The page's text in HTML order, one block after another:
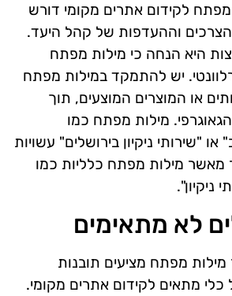
לקידום אתרים מקומי דורש
וההעדפות של קהל היעד.
היא הנחה כי מילות מפתח
יש להתמקד במילות מפתח
או המוצרים המוצעים, תוך
מילות מפתח כמו
"שירותי ניקיון בירושלים" עשויות
מאשר מילות מפתח כלליות כמו
ניקיון".
לא מתאימים
מפתח מציעים תובנות
מתאים לקידום אתרים מקומי.